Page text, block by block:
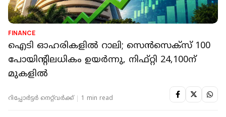
FINANCE
ഐടി ഓഹരികളില്‍ റാലി; സെന്‍സെക്‌സ് 100
പോയിന്റിലധികം ഉയര്‍ന്നു, നിഫ്റ്റി 24,100ന്
മുകളില്‍
റിപ്പോർട്ടർ നെറ്റ്‌വര്‍ക്ക്‌ 1 min read